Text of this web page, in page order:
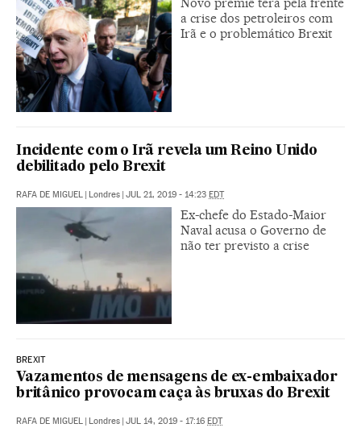
a crise dos petroleiros com
Irã e o problemático Brexit
Incidente com o Irã revela um Reino Unido
debilitado pelo Brexit
RAFA DE MIGUEL | Londres | JUL 21, 2019 - 14:23 EDT
Ex-chefe do Estado-Maior
Naval acusa o Governo de
não ter previsto a crise
BREXIT
Vazamentos de mensagens de ex-embaixador
britânico provocam caça às bruxas do Brexit
RAFA DE MIGUEL | Londres | JUL 14, 2019 - 17:16 EDT